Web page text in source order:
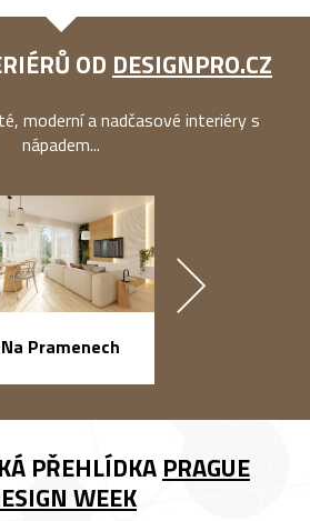
OD DESIGNPRO.CZ
moderní a nadčasové interiéry s
nápadem...
Na Pramenech
PŘEHLÍDKA PRAGUE
WEEK